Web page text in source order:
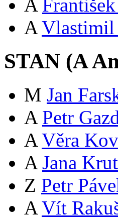
A
A Vlastimil
STAN (A
M Jan
A Petr
A Věra
A Jana
Z Petr
A Vít